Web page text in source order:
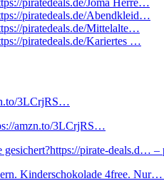
piratedeals.de/Joma Herre…
piratedeals.de/Abendkleid…
piratedeals.de/Mittelalte…
piratedeals.de/Kariertes …
3LCrjRS…
amzn.to/3LCrjRS…
pirate-deals.d… –
Kinderschokolade 4free. Nur…